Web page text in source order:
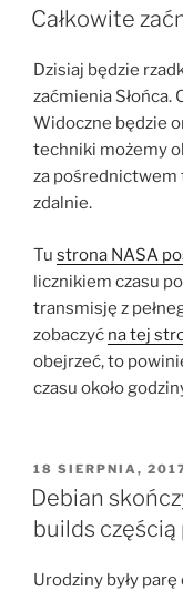
W
Całkowite
Dzisiaj będzie
zaćmienia Słońca.
Widoczne będzie
techniki możemy
za pośrednictwem
zdalnie.
Tu strona NASA
licznikiem czasu
transmisję z
zobaczyć na tej
obejrzeć, to
czasu około
OPUBLIKOWANE
W
18 SIERPNIA,
Debian
builds
Urodziny były